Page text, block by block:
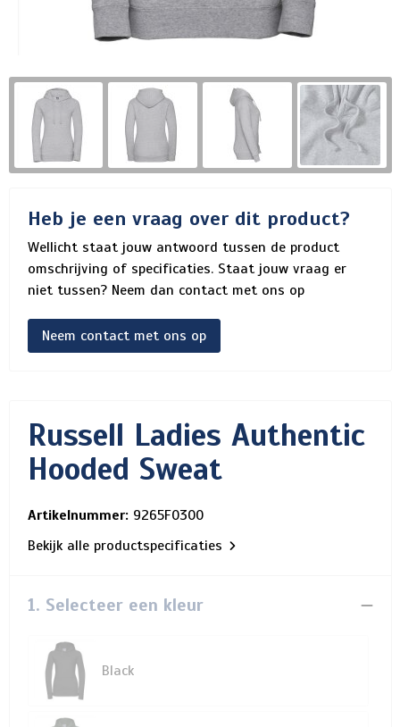
Heb je een vraag over dit product?
Wellicht staat jouw antwoord tussen de product
omschrijving of specificaties. Staat jouw vraag er
niet tussen? Neem dan contact met ons op
Neem contact met ons op
Russell Ladies Authentic
Hooded Sweat
Artikelnummer: 9265F0300
Bekijk alle productspecificaties
1. Selecteer een kleur
Black